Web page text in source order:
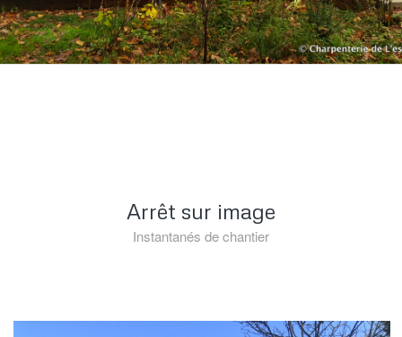
Arrêt sur image
Instantanés de chantier